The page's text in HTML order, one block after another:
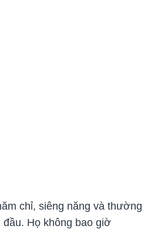
chỉ, siêng năng và thường
Họ không bao giờ